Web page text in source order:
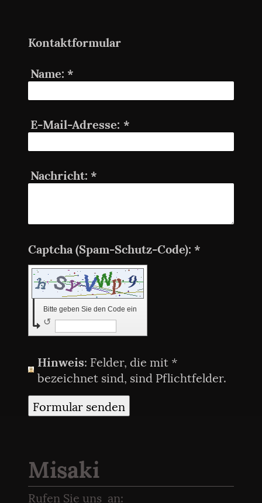
Kontaktformular
Name: *
E-Mail-Adresse: *
Nachricht: *
Captcha (Spam-Schutz-Code): *
Bitte geben Sie den Code ein
↺
Hinweis : Felder, die mit *
bezeichnet sind, sind Pflichtfelder.
Misaki
Rufen Sie uns an: